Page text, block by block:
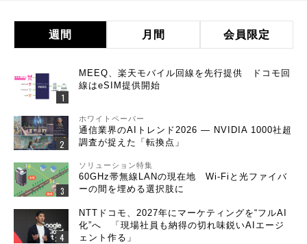
週間 月間 会員限定
MEEQ、楽天モバイル回線を先行提供 ドコモ回
線はeSIM提供開始
ホワイトペーパー
通信業界のAIトレンド2026 ― NVIDIA 1000社超
調査が捉えた「転換点」
ソリューション特集
60GHz帯無線LANの現在地 Wi-Fiと光ファイバ
ーの間を埋める選択肢に
NTTドコモ、2027年にマーケティングを“フルAI
化”へ 「現場社員も納得の切れ味鋭いAIエージ
ェント作る」